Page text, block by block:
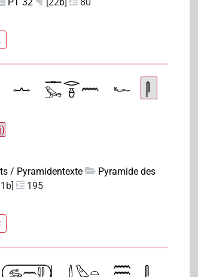
/ Pyramidentexte
Pyramide des
195